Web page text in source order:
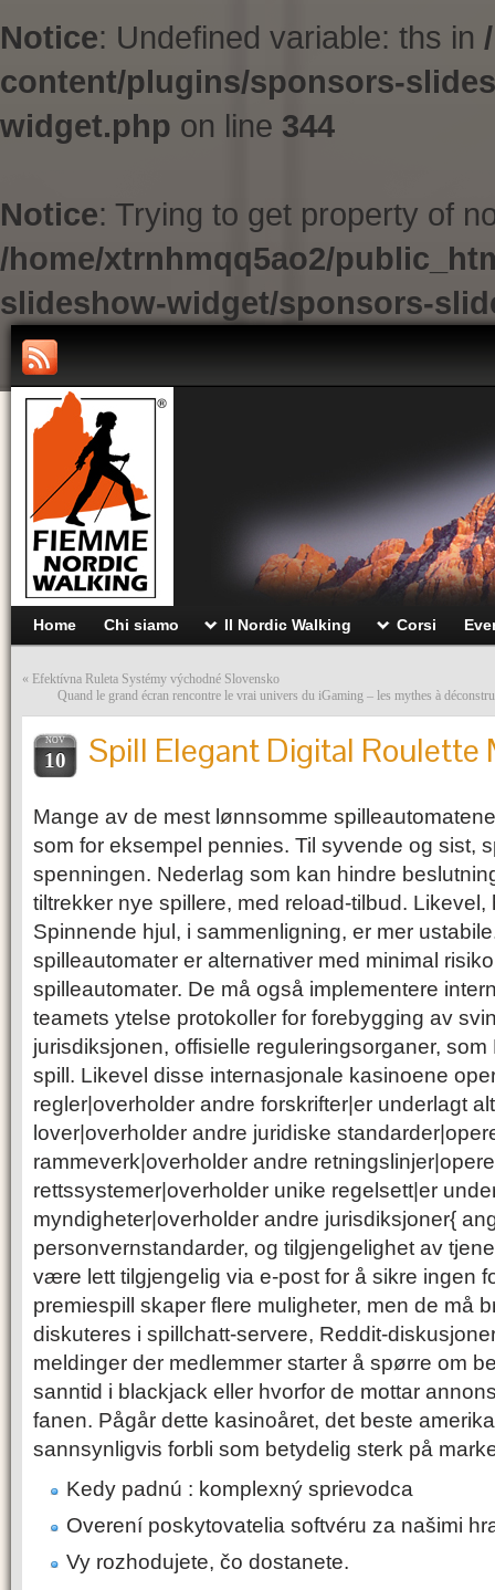
Notice: Undefined variable: ths in
content/plugins/sponsors-
widget.php on line 344
Notice: Trying to get property of
/home/xtrnhmqq5ao2/
slideshow-widget/sponsors-
Home Chi siamo Il Nordic Walking Corsi
« Efektívna Ruleta Systémy východné Slovensko
Quand le grand écran rencontre le vrai univers du iGaming – les mythes à
NOV
10 Spill Elegant Digital Roulette
Mange av de mest lønnsomme
som for eksempel pennies. Til syvende og sist,
spenningen. Nederlag som kan hindre
tiltrekker nye spillere, med reload-tilbud.
Spinnende hjul, i sammenligning, er mer
spilleautomater er alternativer med minimal
spilleautomater. De må også implementere
teamets ytelse protokoller for forebygging av
jurisdiksjonen, offisielle reguleringsorganer,
spill. Likevel disse internasjonale kasinoene
regler|overholder andre forskrifter|er underlagt
lover|overholder andre juridiske
rammeverk|overholder andre
rettssystemer|overholder unike regelsett|er
myndigheter|overholder andre jurisdiksjoner{
personvernstandarder, og tilgjengelighet av
være lett tilgjengelig via e-post for å sikre ingen
premiespill skaper flere muligheter, men de må
diskuteres i spillchatt-servere, Reddit-
meldinger der medlemmer starter å spørre om
sanntid i blackjack eller hvorfor de mottar
fanen. Pågår dette kasinoåret, det beste
sannsynligvis forbli som betydelig sterk på
Kedy padnú : komplexný sprievodca
Overení poskytovatelia softvéru za našimi
Vy rozhodujete, čo dostanete.